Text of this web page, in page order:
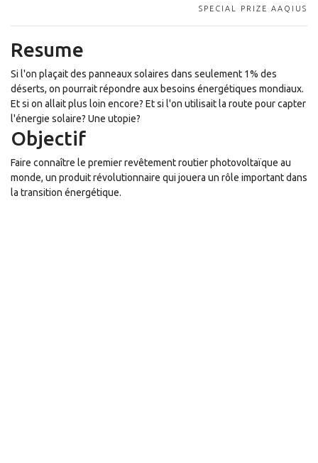
SPECIAL PRIZE AAQIUS
Resume
Si l'on plaçait des panneaux solaires dans seulement 1% des
déserts, on pourrait répondre aux besoins énergétiques mondiaux.
Et si on allait plus loin encore? Et si l'on utilisait la route pour capter
l'énergie solaire? Une utopie?
Objectif
Faire connaître le premier revêtement routier photovoltaïque au
monde, un produit révolutionnaire qui jouera un rôle important dans
la transition énergétique.